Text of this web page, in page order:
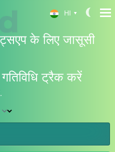
HI ▾
Español
Deutsch
English
के लिए जासूसी
ट्रैक करें